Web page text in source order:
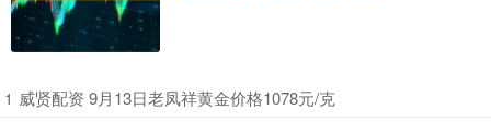
1 ​威贤配资 9月13日老凤祥黄金价格1078元/克